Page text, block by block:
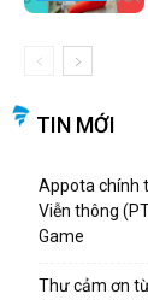
TIN MỚI
Appota chính
Viễn thông
Game
Thư cảm ơn